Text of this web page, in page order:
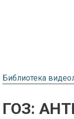
Библиотека
ГОЗ: